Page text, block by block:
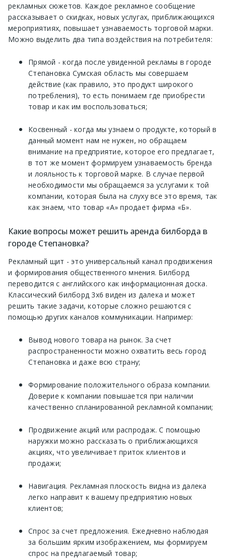
рекламных сюжетов. Каждое рекламное сообщение
рассказывает о скидках, новых услугах, приближающихся
мероприятиях, повышает узнаваемость торговой марки.
Можно выделить два типа воздействия на потребителя:
Прямой - когда после увиденной рекламы в городе
Степановка Сумская область мы совершаем
действие (как правило, это продукт широкого
потребления), то есть понимаем где приобрести
товар и как им воспользоваться;
Косвенный - когда мы узнаем о продукте, который в
данный момент нам не нужен, но обращаем
внимание на предприятие, которое его предлагает,
в тот же момент формируем узнаваемость бренда
и лояльность к торговой марке. В случае первой
необходимости мы обращаемся за услугами к той
компании, которая была на слуху все это время, так
как знаем, что товар «А» продает фирма «Б».
Какие вопросы может решить аренда билборда в
городе Степановка?
Рекламный щит - это универсальный канал продвижения
и формирования общественного мнения. Билборд
переводится с английского как информационная доска.
Классический билборд 3х6 виден из далека и может
решить такие задачи, которые сложно решаются с
помощью других каналов коммуникации. Например:
Вывод нового товара на рынок. За счет
распространенности можно охватить весь город
Степановка и даже всю страну;
Формирование положительного образа компании.
Доверие к компании повышается при наличии
качественно спланированной рекламной компании;
Продвижение акций или распродаж. С помощью
наружки можно рассказать о приближающихся
акциях, что увеличивает приток клиентов и
продажи;
Навигация. Рекламная плоскость видна из далека
легко направит к вашему предприятию новых
клиентов;
Спрос за счет предложения. Ежедневно наблюдая
за большим ярким изображением, мы формируем
спрос на предлагаемый товар;